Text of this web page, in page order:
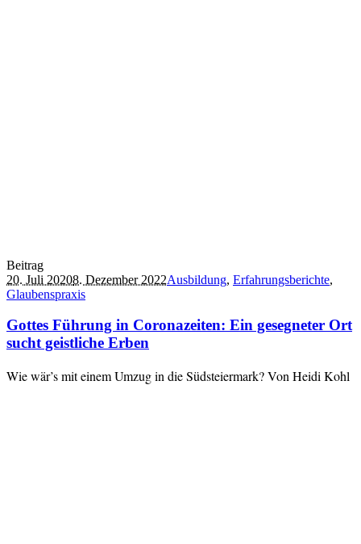
Beitrag
20. Juli 20208. Dezember 2022Ausbildung, Erfahrungsberichte,
Glaubenspraxis
Gottes Führung in Coronazeiten: Ein gesegneter Ort
sucht geistliche Erben
Wie wär’s mit einem Umzug in die Südsteiermark? Von Heidi Kohl